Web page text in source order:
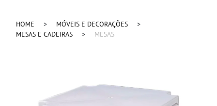
HOME
MÓVEIS E DECORAÇÕES
MESAS E CADEIRAS
MESAS